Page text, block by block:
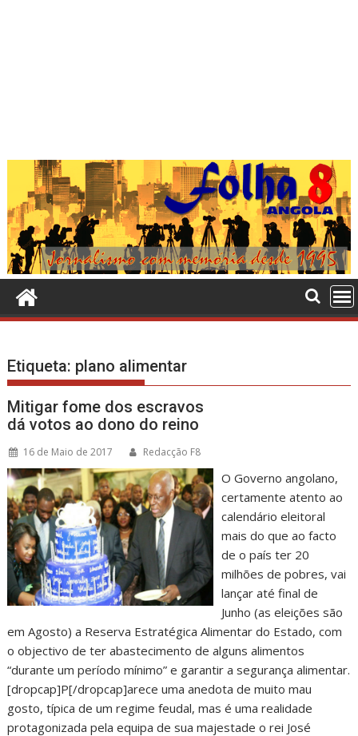
Etiqueta: plano alimentar
Mitigar fome dos escravos
dá votos ao dono do reino
16 de Maio de 2017 Redacção F8
O Governo angolano,
certamente atento ao
calendário eleitoral
mais do que ao facto
de o país ter 20
milhões de pobres, vai
lançar até final de
Junho (as eleições são
em Agosto) a Reserva Estratégica Alimentar do Estado, com
o objectivo de ter abastecimento de alguns alimentos
“durante um período mínimo” e garantir a segurança alimentar.
[dropcap]P[/dropcap]arece uma anedota de muito mau
gosto, típica de um regime feudal, mas é uma realidade
protagonizada pela equipa de sua majestade o rei José